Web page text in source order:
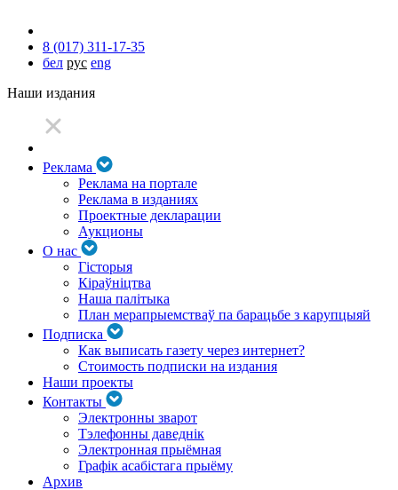
8 (017) 311-17-35
бел рус eng
Наши издания
Реклама
Реклама на портале
Реклама в изданиях
Проектные декларации
Аукционы
О нас
Гісторыя
Кіраўніцтва
Наша палітыка
План мерапрыемстваў па барацьбе з карупцыяй
Подписка
Как выписать газету через интернет?
Стоимость подписки на издания
Наши проекты
Контакты
Электронны зварот
Тэлефонны даведнік
Электронная прыёмная
Графік асабістага прыёму
Архив